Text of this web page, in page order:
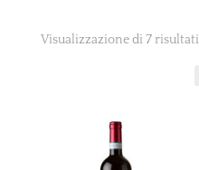
Visualizzazione di 7 risultati